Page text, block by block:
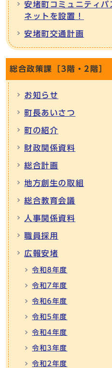
安堵町コミュニティ
ネットを設置！
安堵町交通計画
総合政策課［3階・2階］
お知らせ
町長あいさつ
町の紹介
財政関係資料
総合計画
地方創生の取組
総合教育会議
人事関係資料
職員採用
広報安堵
令和8年度
令和7年度
令和6年度
令和5年度
令和4年度
令和3年度
令和2年度